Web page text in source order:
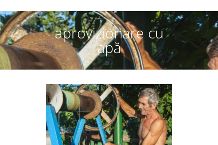
aprovizionare cu
apă